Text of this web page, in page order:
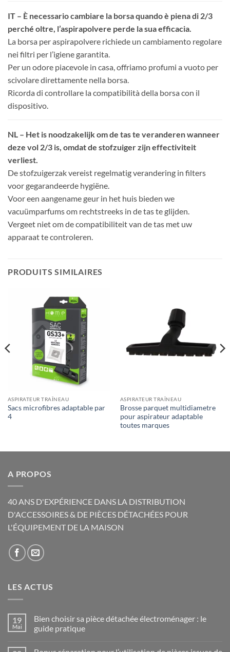
IT – È necessario cambiare la borsa quando è piena di 2/3
perché oltre, l’aspirapolvere perde la sua efficacia.
La borsa per aspirapolvere richiede un cambiamento regolare
nei filtri per l’igiene garantita.
Per un odore piacevole in casa, offriamo profumi a vuoto per
scivolare direttamente nella borsa.
Ricorda di controllare la compatibilità della borsa con il
dispositivo.
NL – Het is noodzakelijk om de tas te veranderen wanneer
deze vol 2/3 is, omdat de stofzuiger zijn effectiviteit
verliest.
De stofzuigerzak vereist regelmatig verandering in filters
voor gegarandeerde hygiëne.
Voor een aangename geur in het huis bieden we
vacuümparfums om rechtstreeks in de tas te glijden.
Vergeet niet om de compatibiliteit van de tas met uw
apparaat te controleren.
PRODUITS SIMILAIRES
ASPIRATEUR TRAÎNEAU
Sacs microfibres adaptable par
4
ASPIRATEUR TRAÎNEAU
Brosse parquet multidiametre
pour aspirateur adaptable
toutes marques
A PROPOS
40 ANS D'EXPÉRIENCE DANS LA DISTRIBUTION
D'ACCESSOIRES & DE PIÈCES DÉTACHÉES POUR
L'ÉQUIPEMENT DE LA MAISON
LES ACTUS
19
Mai
Bien choisir sa pièce détachée électroménager : le
guide pratique